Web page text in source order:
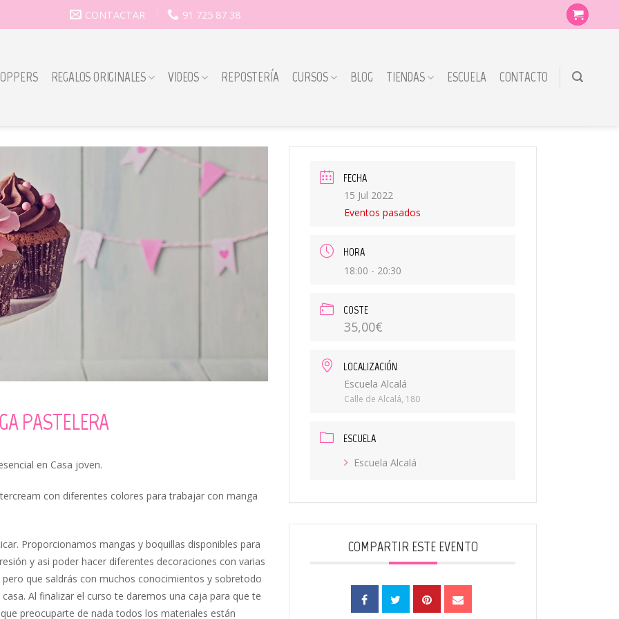
CONTACTAR 91 725 87 38
REGALOS ORIGINALES VIDEOS REPOSTERÍA CURSOS BLOG TIENDAS ESCUELA CONTACTO
PASTELERA
en Casa joven.
con diferentes colores para trabajar con manga
Proporcionamos mangas y boquillas disponibles para
y asi poder hacer diferentes decoraciones con varias
que saldrás con muchos conocimientos y sobretodo
Al finalizar el curso te daremos una caja para que te
preocuparte de nada todos los materiales están
FECHA
15 Jul 2022
Eventos pasados
HORA
18:00 - 20:30
COSTE
35,00€
LOCALIZACIÓN
Escuela Alcalá
Calle de Alcalá, 180
ESCUELA
Escuela Alcalá
COMPARTIR ESTE EVENTO